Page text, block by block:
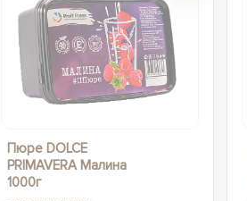
Пюре DOLCE
PRIMAVERA Малина
1000г